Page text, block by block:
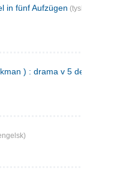
in fünf Aufzügen (tysk)
) : drama v 5 dejstvijach